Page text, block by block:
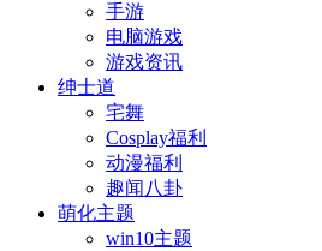
手游
电脑游戏
游戏资讯
绅士道
宅舞
Cosplay福利
动漫福利
趣闻八卦
萌化主题
win10主题